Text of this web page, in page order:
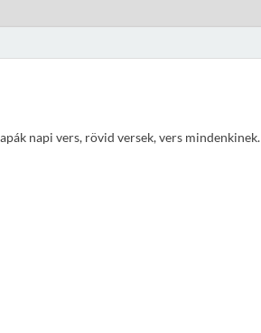
napi vers, rövid versek, vers mindenkinek.